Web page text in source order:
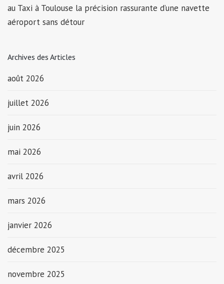
au Taxi à Toulouse la précision rassurante d’une navette
aéroport sans détour
Archives des Articles
août 2026
juillet 2026
juin 2026
mai 2026
avril 2026
mars 2026
janvier 2026
décembre 2025
novembre 2025